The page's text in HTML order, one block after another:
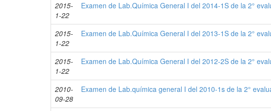
2015-
1-22
Examen de Lab.Química General I del 2014-1S de la 2°
2015-
1-22
Examen de Lab.Química General I del 2013-1S de la 2°
2015-
1-22
Examen de Lab.Química General I del 2012-2S de la 2°
2010-
09-28
Examen de Lab.química general I del 2010-1s de la 2°